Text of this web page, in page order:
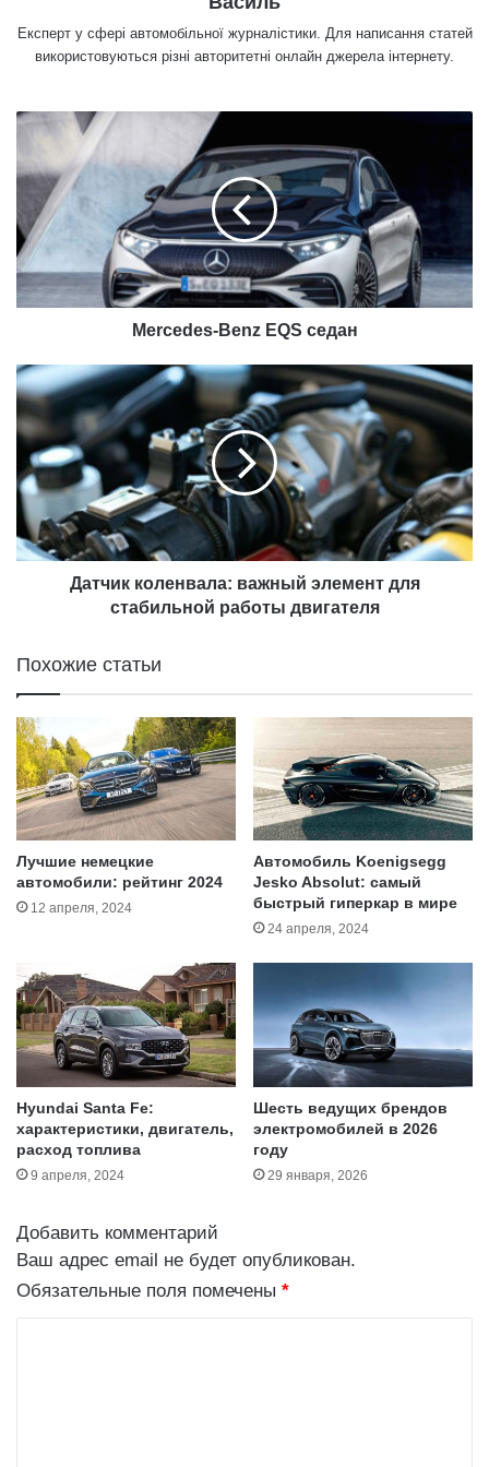
Експерт у сфері автомобільної журналістики. Для написання статей
використовуються різні авторитетні онлайн джерела інтернету.
M
r
d
e
s
-
n
z
E
Q
S
с
е
д
а
Mercedes-Benz EQS седан
Д
а
т
ч
и
к
к
о
л
л
а
:
в
а
ж
н
ы
й
э
л
е
н
т
д
я
с
т
а
б
л
ь
н
о
й
Датчик коленвала: важный элемент для
стабильной работы двигателя
Похожие статьи
Лучшие немецкие
автомобили: рейтинг 2024
12 апреля, 2024
Автомобиль Koenigsegg
Jesko Absolut: самый
быстрый гиперкар в мире
24 апреля, 2024
Hyundai Santa Fe:
характеристики, двигатель,
расход топлива
9 апреля, 2024
Шесть ведущих брендов
электромобилей в 2026
году
29 января, 2026
Добавить комментарий
Ваш адрес email не будет опубликован.
Обязательные поля помечены *